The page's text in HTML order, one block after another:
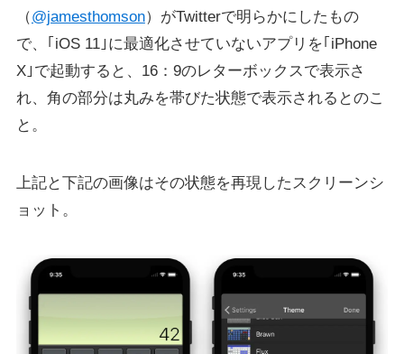
（@jamesthomson）がTwitterで明らかにしたもの
で、｢iOS 11｣に最適化させていないアプリを｢iPhone
X｣で起動すると、16：9のレターボックスで表示さ
れ、角の部分は丸みを帯びた状態で表示されるとのこ
と。
上記と下記の画像はその状態を再現したスクリーンシ
ョット。